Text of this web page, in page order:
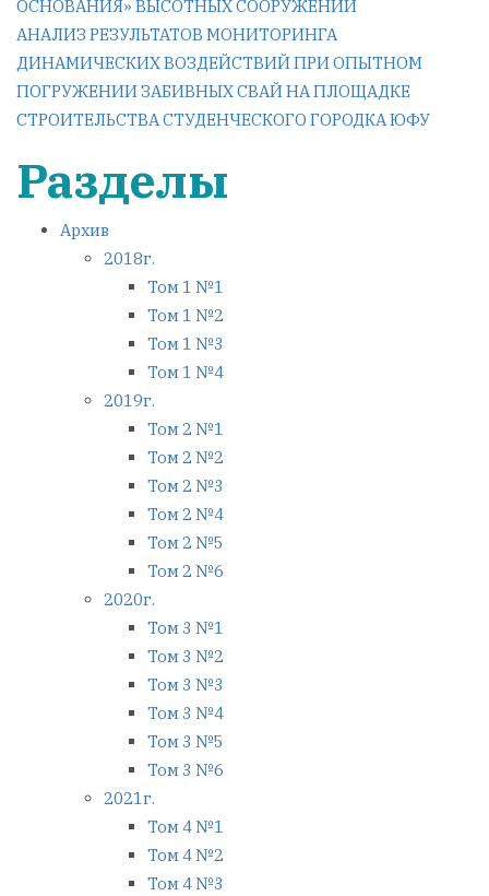
записям
ОСНОВАНИЯ» ВЫСОТНЫХ СООРУЖЕНИЙ
АНАЛИЗ РЕЗУЛЬТАТОВ МОНИТОРИНГА
ДИНАМИЧЕСКИХ ВОЗДЕЙСТВИЙ ПРИ ОПЫТНОМ
ПОГРУЖЕНИИ ЗАБИВНЫХ СВАЙ НА ПЛОЩАДКЕ
СТРОИТЕЛЬСТВА СТУДЕНЧЕСКОГО ГОРОДКА ЮФУ
Разделы
Архив
2018г.
Том 1 №1
Том 1 №2
Том 1 №3
Том 1 №4
2019г.
Том 2 №1
Том 2 №2
Том 2 №3
Том 2 №4
Том 2 №5
Том 2 №6
2020г.
Том 3 №1
Том 3 №2
Том 3 №3
Том 3 №4
Том 3 №5
Том 3 №6
2021г.
Том 4 №1
Том 4 №2
Том 4 №3